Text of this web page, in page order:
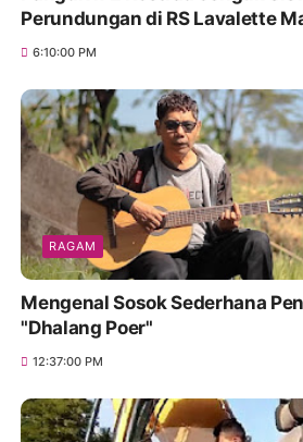
Perundungan di RS Lavalette
6:10:00 PM
RAGAM
Mengenal Sosok Sederhana
"Dhalang Poer"
12:37:00 PM